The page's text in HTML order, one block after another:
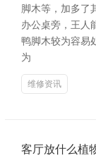
脚木等，加多了
办公桌旁，王人
鸭脚木较为容易
为
维修资讯
客厅放什么植